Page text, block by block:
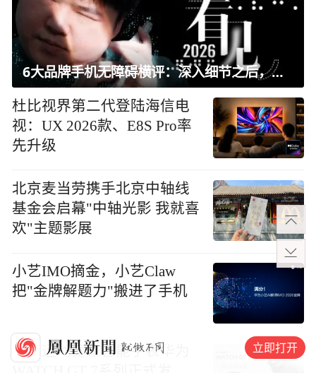
6大品牌手机无障碍横评：深入细节之后，似乎只有苹果能挺住？｜ 看见2026
杜比视界第二代登陆海信电
视：UX 2026款、E8S Pro率
先升级
北京麦当劳携手北京中轴线
基金会启幕"中轴光影 我就喜
欢"主题影展
小艺IMO摘金，小艺Claw
把"金牌解题力"搬进了手机
大众运动健康智能手表华为
立即打开